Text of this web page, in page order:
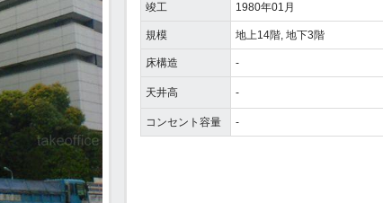
竣工 1980年01月
規模 地上14階, 地下3階
床構造 -
天井高 -
コンセント容量 -